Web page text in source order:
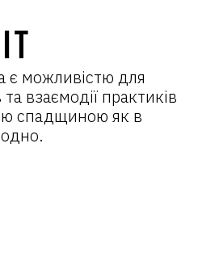
є можливістю для
взаємодії практиків
спадщиною як в